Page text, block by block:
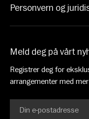
Personvern og
Meld deg på vårt
Registrer deg for
arrangementer med mer
E-post